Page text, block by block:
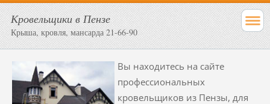
Кровельщики в Пензе
Крыша, кровля, мансарда 21-66-90
Вы находитесь на сайте
профессиональных
кровельщиков из Пензы, для